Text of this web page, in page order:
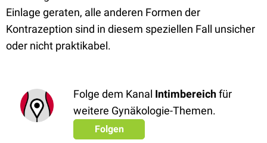
Einlage geraten, alle anderen Formen der
Kontrazeption sind in diesem speziellen Fall unsicher
oder nicht praktikabel.
Folge dem Kanal Intimbereichfür
weitere Gynäkologie-Themen.
Folgen